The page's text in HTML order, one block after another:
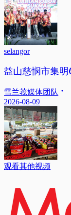
selangor
益山慈悯市集
雪兰莪媒体团队
2026-08-09
观看其他视频